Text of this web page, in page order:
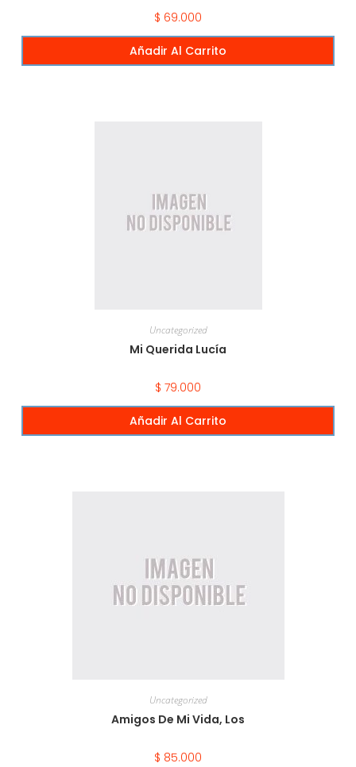
$ 69.000
Añadir Al Carrito
Uncategorized
Mi Querida Lucía
$ 79.000
Añadir Al Carrito
Uncategorized
Amigos De Mi Vida, Los
$ 85.000